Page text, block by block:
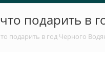
подарить в
подарить в год Черного